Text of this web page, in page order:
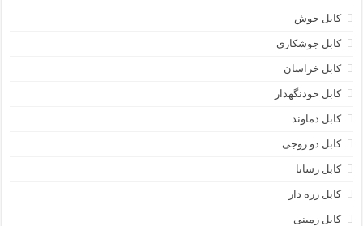
کابل جوش
کابل جوشکاری
کابل خراسان
کابل خودنگهدار
کابل دماوند
کابل دو زوجی
کابل رسانا
کابل زره دار
کابل زمینی